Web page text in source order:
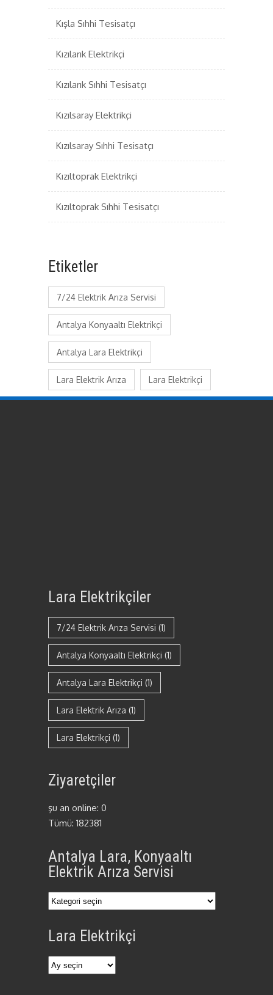
Kışla Sıhhi Tesisatçı
Kızılarık Elektrikçi
Kızılarık Sıhhi Tesisatçı
Kızılsaray Elektrikçi
Kızılsaray Sıhhi Tesisatçı
Kızıltoprak Elektrikçi
Kızıltoprak Sıhhi Tesisatçı
Etiketler
7/24 Elektrik Arıza Servisi
Antalya Konyaaltı Elektrikçi
Antalya Lara Elektrikçi
Lara Elektrik Arıza Lara Elektrikçi
Lara Elektrikçiler
7/24 Elektrik Arıza Servisi (1)
Antalya Konyaaltı Elektrikçi (1)
Antalya Lara Elektrikçi (1)
Lara Elektrik Arıza (1)
Lara Elektrikçi (1)
Ziyaretçiler
şu an online: 0
Tümü: 182381
Antalya Lara, Konyaaltı
Elektrik Arıza Servisi
Antalya
Konyaaltı
Arıza
Lara Elektrikçi
Lara